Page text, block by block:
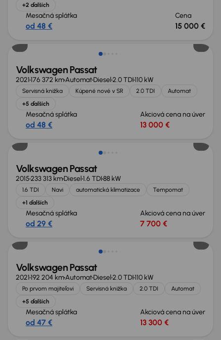
+2 ďalších
Mesačná splátka
od 48 €
Cena
15 000 €
Volkswagen Passat
2021176 372 kmAutomatDiesel2.0 TDI110 kW
Servisná knižka Kúpené nové v SR 2.0 TDI
Automat
+5 ďalších
Mesačná splátka
od 48 €
Akciová cena na úver
13 000 €
Volkswagen Passat
2015233 313 kmDiesel1.6 TDI88 kW
1.6 TDI Navi automatická klimatizace
Tempomat
+1 ďalších
Mesačná splátka
od 29 €
Akciová cena na úver
7 700 €
Zlacnené o 500 €
Volkswagen Passat
2021192 204 kmAutomatDiesel2.0 TDI110 kW
Po prvom majiteľovi Servisná knižka 2.0 TDI
Automat
+5 ďalších
Mesačná splátka
od 47 €
Akciová cena na úver
13 300 €